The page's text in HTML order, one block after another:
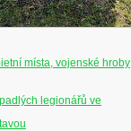
místa, vojenské hroby
legionářů ve